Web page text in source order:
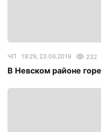
ЧП 19:29, 23.06.2019 232
В Невском районе